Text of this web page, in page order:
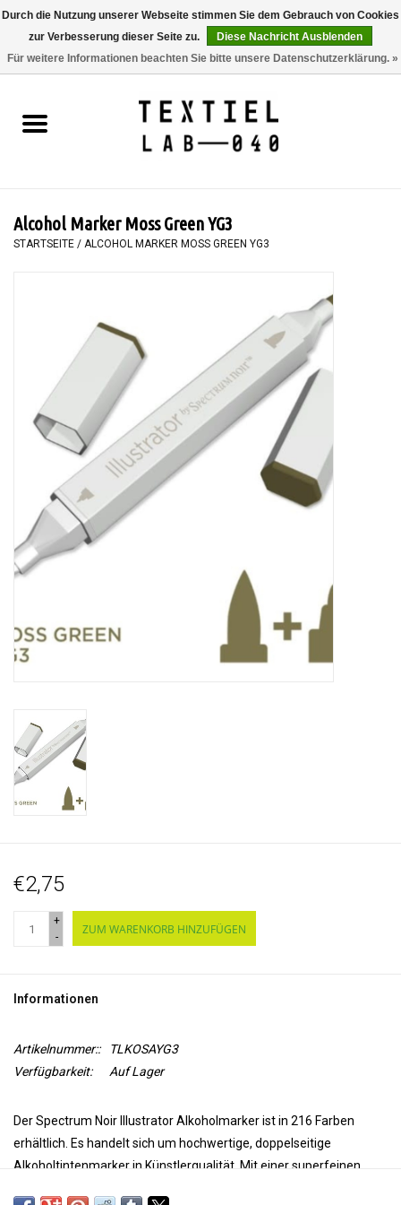
0 Artikel - €0,00
BÜCHER
MALEN
WORKSHOPS
SPECIALS
WERKZEUGE
Alcohol Marker Moss Green YG3
STARTSEITE / ALCOHOL MARKER MOSS GREEN YG3
€2,75
+
-
ZUM WARENKORB HINZUFÜGEN
Informationen
Artikelnummer::
TLKOSAYG3
Verfügbarkeit:
Auf Lager
Der Spectrum Noir Illustrator Alkoholmarker ist in 216 Farben
erhältlich. Es handelt sich um hochwertige, doppelseitige
Alkoholtintenmarker in Künstlerqualität. Mit einer superfeinen
Durch die Nutzung unserer Webseite stimmen Sie dem Gebrauch von Cookies
zur Verbesserung dieser Seite zu.
Diese Nachricht Ausblenden
Für weitere Informationen beachten Sie bitte unsere Datenschutzerklärung. »